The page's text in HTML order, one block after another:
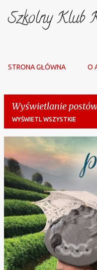
Przejdź do
Szkolny Klub
STRONA GŁÓWNA O
Wyświetlanie
WYŚWIETL WSZYSTKIE
P
o
s
t
y